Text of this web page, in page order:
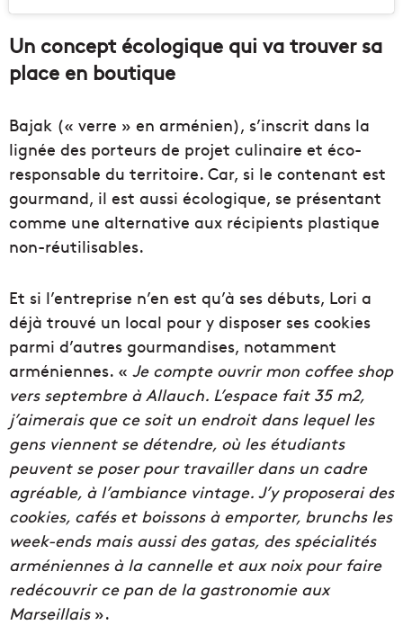
Un concept écologique qui va trouver sa
place en boutique
Bajak (« verre » en arménien), s’inscrit dans la
lignée des porteurs de projet culinaire et éco-
responsable du territoire. Car, si le contenant est
gourmand, il est aussi écologique, se présentant
comme une alternative aux récipients plastique
non-réutilisables.
Et si l’entreprise n’en est qu’à ses débuts, Lori a
déjà trouvé un local pour y disposer ses cookies
parmi d’autres gourmandises, notamment
arméniennes. « Je compte ouvrir mon coffee shop
vers septembre à Allauch. L’espace fait 35 m2,
j’aimerais que ce soit un endroit dans lequel les
gens viennent se détendre, où les étudiants
peuvent se poser pour travailler dans un cadre
agréable, à l’ambiance vintage. J’y proposerai des
cookies, cafés et boissons à emporter, brunchs les
week-ends mais aussi des gatas, des spécialités
arméniennes à la cannelle et aux noix pour faire
redécouvrir ce pan de la gastronomie aux
Marseillais ».